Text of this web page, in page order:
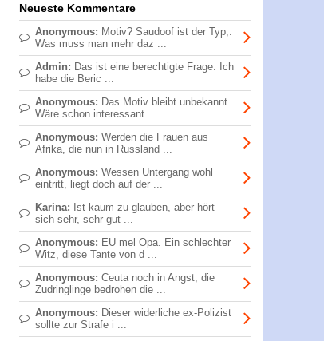
Neueste Kommentare
Anonymous: Motiv? Saudoof ist der Typ,.
Was muss man mehr daz ...
Admin: Das ist eine berechtigte Frage. Ich
habe die Beric ...
Anonymous: Das Motiv bleibt unbekannt.
Wäre schon interessant ...
Anonymous: Werden die Frauen aus
Afrika, die nun in Russland ...
Anonymous: Wessen Untergang wohl
eintritt, liegt doch auf der ...
Karina: Ist kaum zu glauben, aber hört
sich sehr, sehr gut ...
Anonymous: EU mel Opa. Ein schlechter
Witz, diese Tante von d ...
Anonymous: Ceuta noch in Angst, die
Zudringlinge bedrohen die ...
Anonymous: Dieser widerliche ex-Polizist
sollte zur Strafe i ...